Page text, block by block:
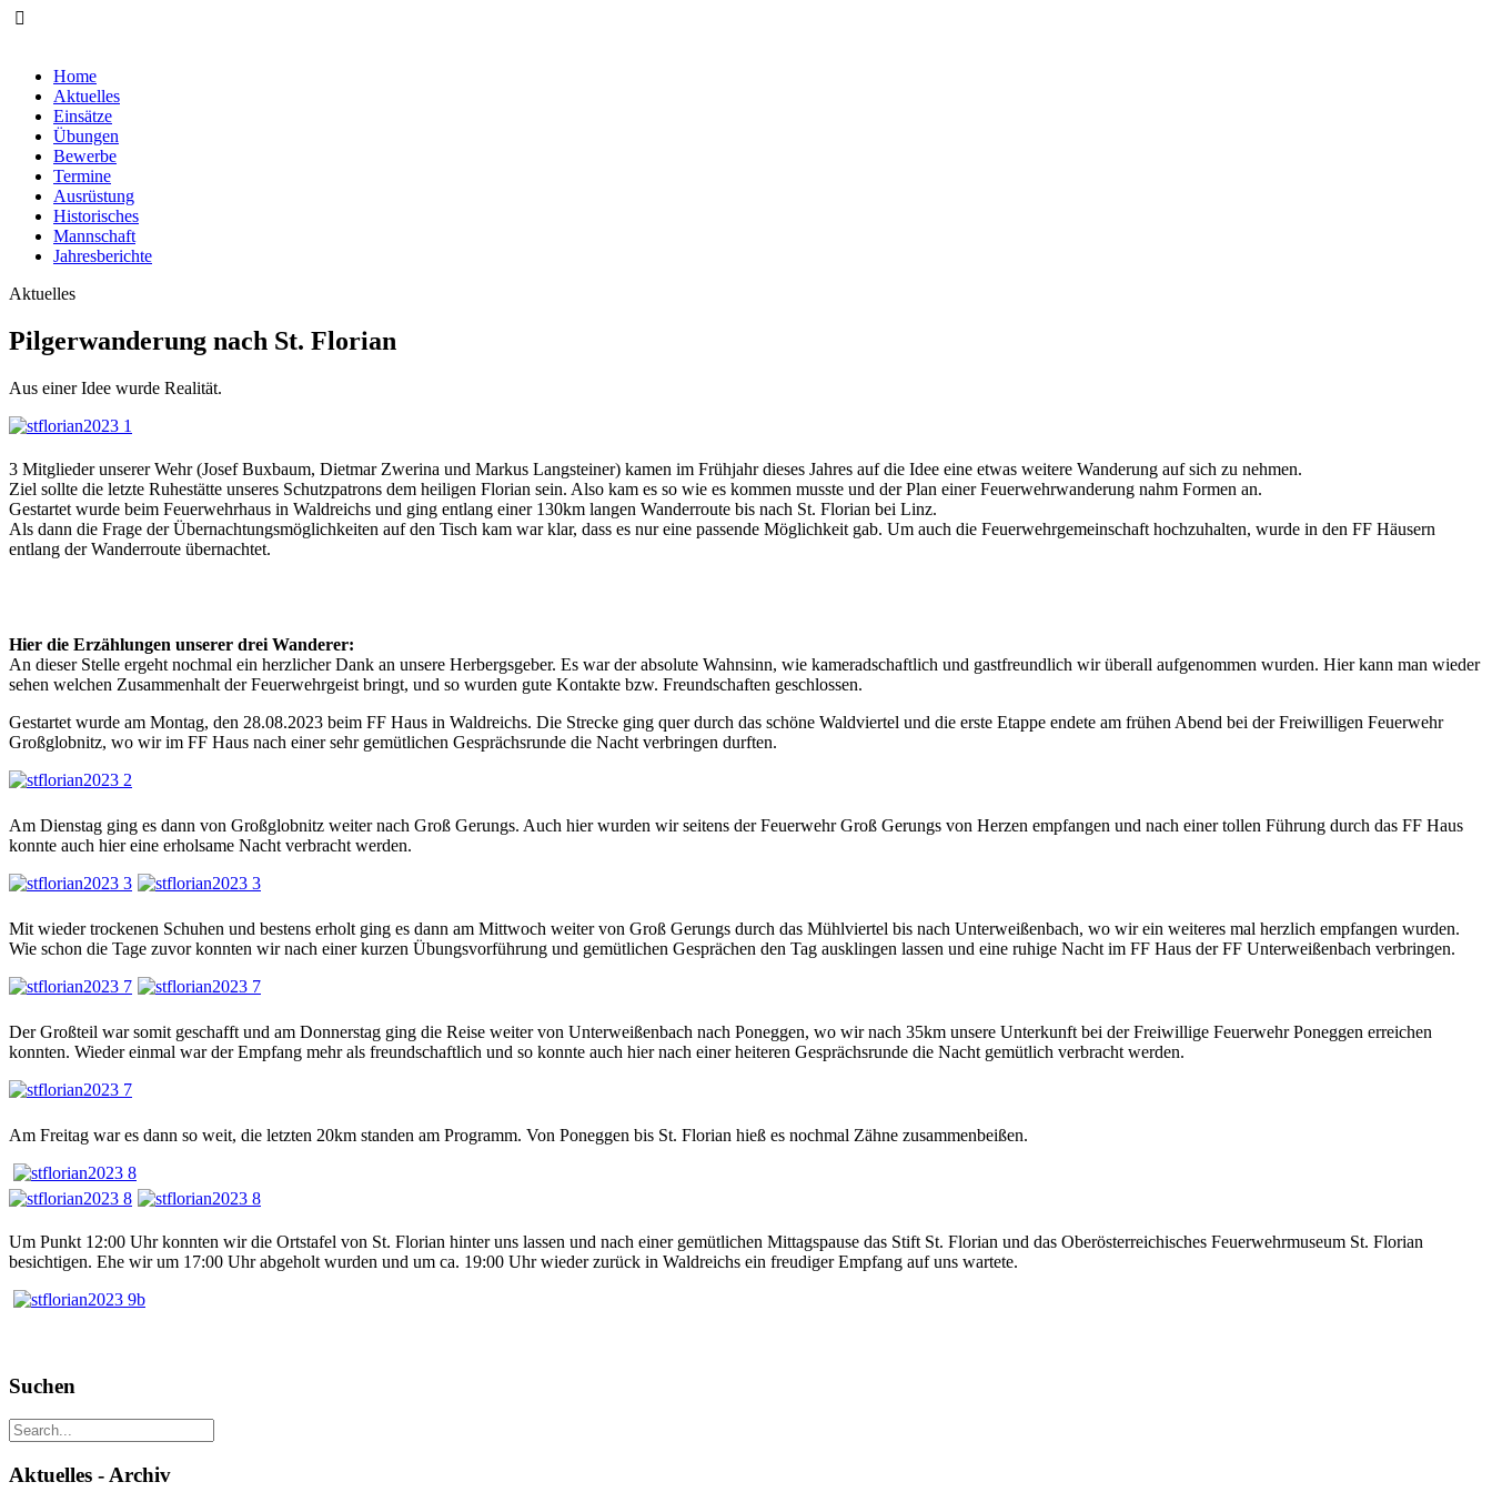
Home
Aktuelles
Einsätze
Übungen
Bewerbe
Termine
Ausrüstung
Historisches
Mannschaft
Jahresberichte
Aktuelles
Pilgerwanderung nach St. Florian
Aus einer Idee wurde Realität.
3 Mitglieder unserer Wehr (Josef Buxbaum, Dietmar Zwerina und Markus Langsteiner) kamen im Frühjahr dieses Jahres auf die Idee eine etwas weitere Wanderung auf sich zu nehmen.
Ziel sollte die letzte Ruhestätte unseres Schutzpatrons dem heiligen Florian sein. Also kam es so wie es kommen musste und der Plan einer Feuerwehrwanderung nahm Formen an.
Gestartet wurde beim Feuerwehrhaus in Waldreichs und ging entlang einer 130km langen Wanderroute bis nach St. Florian bei Linz.
Als dann die Frage der Übernachtungsmöglichkeiten auf den Tisch kam war klar, dass es nur eine passende Möglichkeit gab. Um auch die Feuerwehrgemeinschaft hochzuhalten, wurde in den FF Häusern
entlang der Wanderroute übernachtet.
Hier die Erzählungen unserer drei Wanderer:
An dieser Stelle ergeht nochmal ein herzlicher Dank an unsere Herbergsgeber. Es war der absolute Wahnsinn, wie kameradschaftlich und gastfreundlich wir überall aufgenommen wurden. Hier kann man wieder
sehen welchen Zusammenhalt der Feuerwehrgeist bringt, und so wurden gute Kontakte bzw. Freundschaften geschlossen.
Gestartet wurde am Montag, den 28.08.2023 beim FF Haus in Waldreichs. Die Strecke ging quer durch das schöne Waldviertel und die erste Etappe endete am frühen Abend bei der Freiwilligen Feuerwehr
Großglobnitz, wo wir im FF Haus nach einer sehr gemütlichen Gesprächsrunde die Nacht verbringen durften.
Am Dienstag ging es dann von Großglobnitz weiter nach Groß Gerungs. Auch hier wurden wir seitens der Feuerwehr Groß Gerungs von Herzen empfangen und nach einer tollen Führung durch das FF Haus
konnte auch hier eine erholsame Nacht verbracht werden.
Mit wieder trockenen Schuhen und bestens erholt ging es dann am Mittwoch weiter von Groß Gerungs durch das Mühlviertel bis nach Unterweißenbach, wo wir ein weiteres mal herzlich empfangen wurden.
Wie schon die Tage zuvor konnten wir nach einer kurzen Übungsvorführung und gemütlichen Gesprächen den Tag ausklingen lassen und eine ruhige Nacht im FF Haus der FF Unterweißenbach verbringen.
Der Großteil war somit geschafft und am Donnerstag ging die Reise weiter von Unterweißenbach nach Poneggen, wo wir nach 35km unsere Unterkunft bei der Freiwillige Feuerwehr Poneggen erreichen
konnten. Wieder einmal war der Empfang mehr als freundschaftlich und so konnte auch hier nach einer heiteren Gesprächsrunde die Nacht gemütlich verbracht werden.
Am Freitag war es dann so weit, die letzten 20km standen am Programm. Von Poneggen bis St. Florian hieß es nochmal Zähne zusammenbeißen.
Um Punkt 12:00 Uhr konnten wir die Ortstafel von St. Florian hinter uns lassen und nach einer gemütlichen Mittagspause das Stift St. Florian und das Oberösterreichisches Feuerwehrmuseum St. Florian
besichtigen. Ehe wir um 17:00 Uhr abgeholt wurden und um ca. 19:00 Uhr wieder zurück in Waldreichs ein freudiger Empfang auf uns wartete.
Suchen
Aktuelles - Archiv